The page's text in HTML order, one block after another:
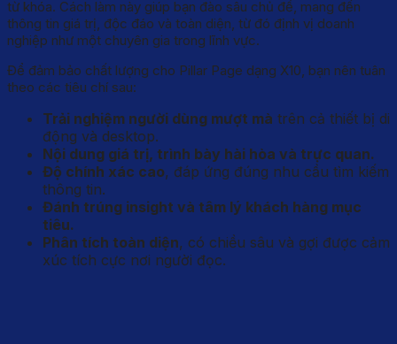
từ khóa. Cách làm này giúp bạn đào sâu chủ đề, mang đến
thông tin giá trị, độc đáo và toàn diện, từ đó định vị doanh
nghiệp như một chuyên gia trong lĩnh vực.
Để đảm bảo chất lượng cho Pillar Page dạng X10, bạn nên tuân
theo các tiêu chí sau:
Trải nghiệm người dùng mượt mà trên cả thiết bị di
động và desktop.
Nội dung giá trị, trình bày hài hòa và trực quan.
Độ chính xác cao, đáp ứng đúng nhu cầu tìm kiếm
thông tin.
Đánh trúng insight và tâm lý khách hàng mục
tiêu.
Phân tích toàn diện, có chiều sâu và gợi được cảm
xúc tích cực nơi người đọc.